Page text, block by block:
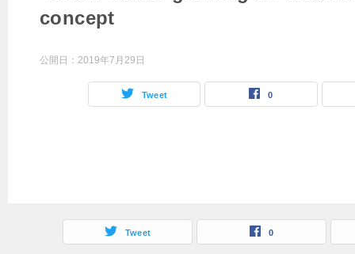
concept
公開日： 2019年7月29日
Tweet 0
Tweet 0